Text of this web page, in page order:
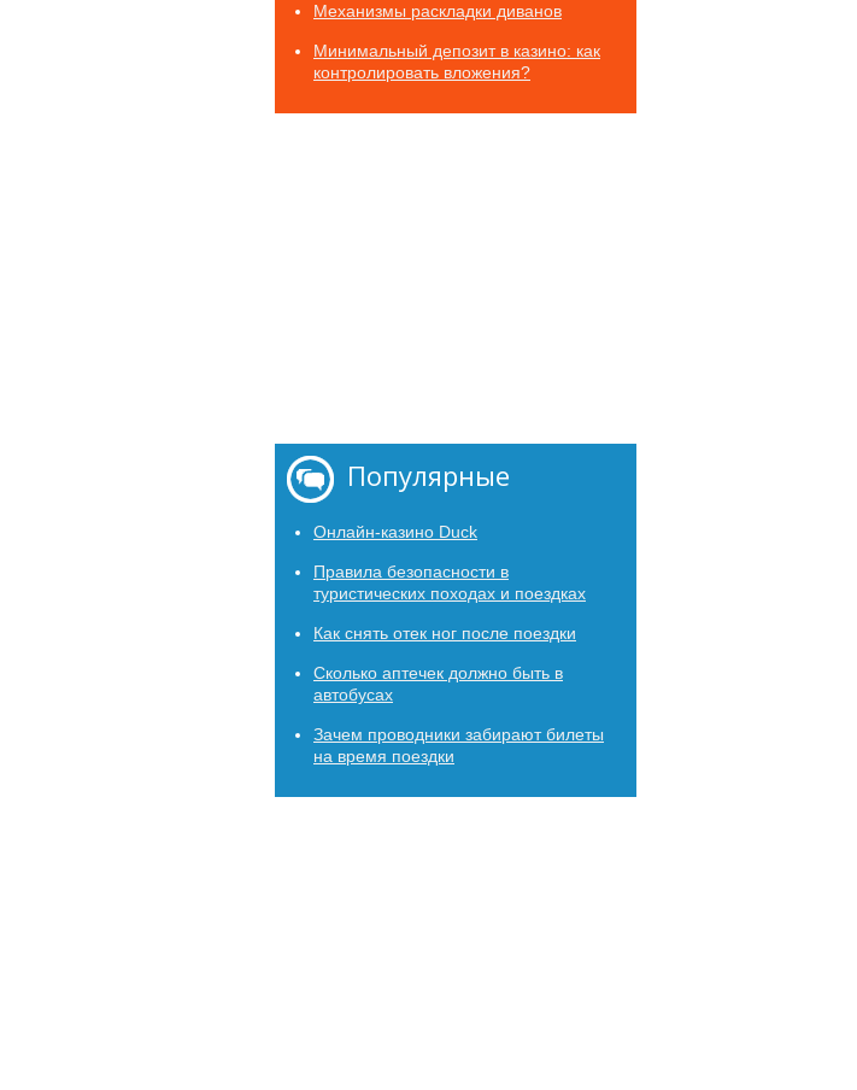
Механизмы раскладки диванов
Минимальный депозит в казино: как
контролировать вложения?
Популярные
Онлайн-казино Duck
Правила безопасности в
туристических походах и поездках
Как снять отек ног после поездки
Сколько аптечек должно быть в
автобусах
Зачем проводники забирают билеты
на время поездки